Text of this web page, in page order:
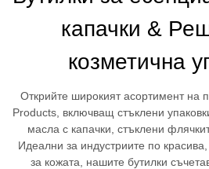
капачки &
козметична
Открийте широкият асортимент на
Products, включващ стъклени
масла с капачки, стъклени
Идеални за индустриите по
за кожата, нашите бутилки